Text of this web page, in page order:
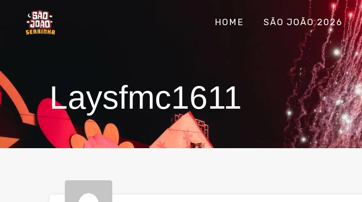
HOME SÃO JOÃO 2026
Laysfmc1611